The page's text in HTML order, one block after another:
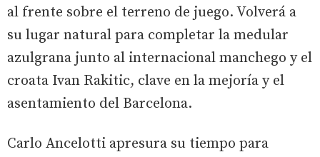
al frente sobre el terreno de juego. Volverá a
su lugar natural para completar la medular
azulgrana junto al internacional manchego y el
croata Ivan Rakitic, clave en la mejoría y el
asentamiento del Barcelona.
Carlo Ancelotti apresura su tiempo para